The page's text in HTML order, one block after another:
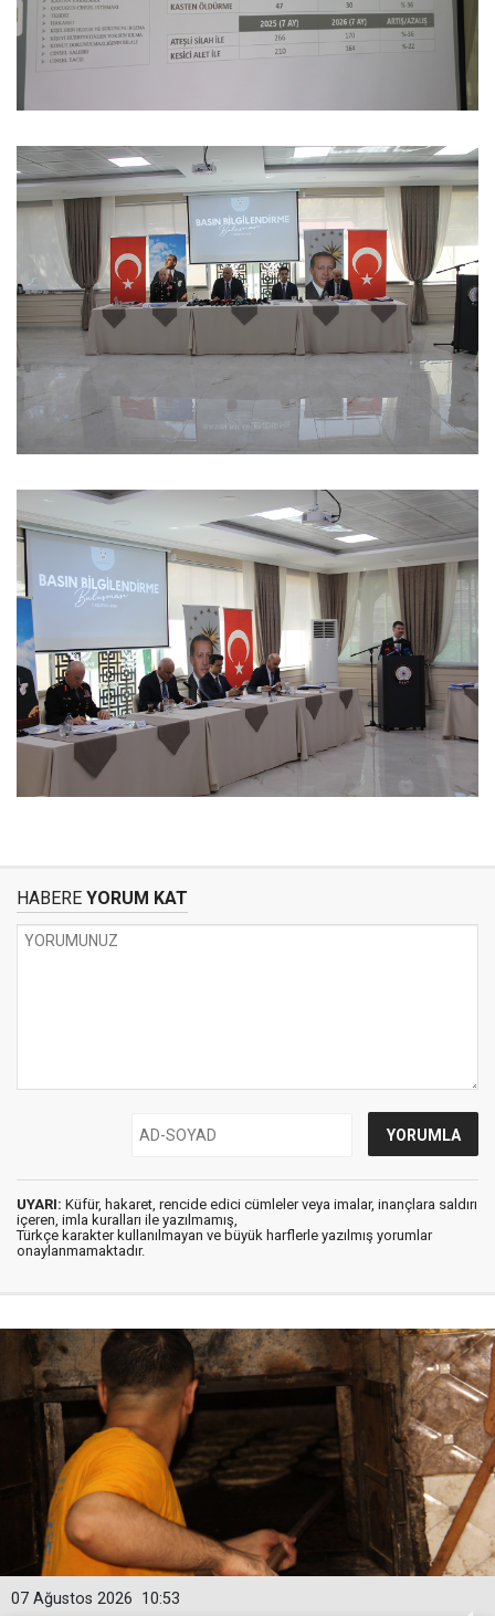
HABERE YORUM KAT
UYARI: Küfür, hakaret, rencide edici cümleler veya imalar, inançlara saldırı
içeren, imla kuralları ile yazılmamış,
Türkçe karakter kullanılmayan ve büyük harflerle yazılmış yorumlar
onaylanmamaktadır.
10:53
07 Ağustos 2026